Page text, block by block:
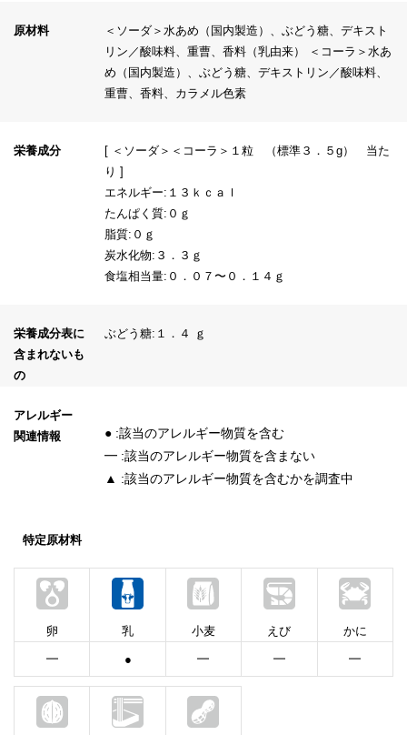
原材料
＜ソーダ＞水あめ（国内製造）、ぶどう糖、デキスト
リン／酸味料、重曹、香料（乳由来） ＜コーラ＞水あ
め（国内製造）、ぶどう糖、デキストリン／酸味料、
重曹、香料、カラメル色素
栄養成分
[ ＜ソーダ＞＜コーラ＞１粒 （標準３．５g） 当た
り ]
エネルギー:１３ｋｃａｌ
たんぱく質:０ｇ
脂質:０ｇ
炭水化物:３．３ｇ
食塩相当量:０．０７〜０．１４ｇ
栄養成分表に
含まれないも
の
ぶどう糖:１．４ ｇ
アレルギー
関連情報
● :該当のアレルギー物質を含む
━ :該当のアレルギー物質を含まない
▲ :該当のアレルギー物質を含むかを調査中
特定原材料
卵
━
乳
●
小麦
━
えび
━
かに
━